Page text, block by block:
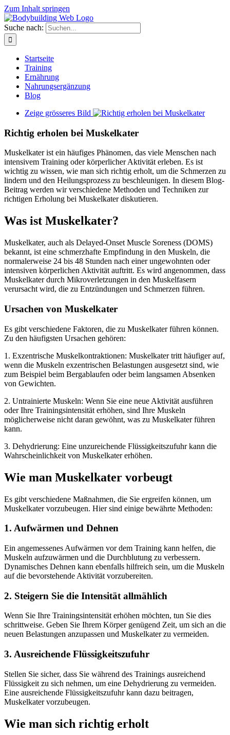
Zum Inhalt springen
Suche nach:
Startseite
Training
Ernährung
Nahrungsergänzung
Blog
Zeige grösseres Bild
Richtig erholen bei Muskelkater
Muskelkater ist ein häufiges Phänomen, das viele Menschen nach
intensivem Training oder körperlicher Aktivität erleben. Es ist
wichtig zu wissen, wie man sich richtig erholt, um die Schmerzen zu
lindern und den Heilungsprozess zu beschleunigen. In diesem Blog-
Beitrag werden wir verschiedene Methoden und Techniken zur
richtigen Erholung bei Muskelkater diskutieren.
Was ist Muskelkater?
Muskelkater, auch als Delayed-Onset Muscle Soreness (DOMS)
bekannt, ist eine schmerzhafte Empfindung in den Muskeln, die
normalerweise 24 bis 48 Stunden nach einer ungewohnten oder
intensiven körperlichen Aktivität auftritt. Es wird angenommen, dass
Muskelkater durch Mikroverletzungen in den Muskelfasern
verursacht wird, die zu Entzündungen und Schmerzen führen.
Ursachen von Muskelkater
Es gibt verschiedene Faktoren, die zu Muskelkater führen können.
Zu den häufigsten Ursachen gehören:
1. Exzentrische Muskelkontraktionen: Muskelkater tritt häufiger auf,
wenn die Muskeln exzentrischen Belastungen ausgesetzt sind, wie
zum Beispiel beim Bergablaufen oder beim langsamen Absenken
von Gewichten.
2. Untrainierte Muskeln: Wenn Sie eine neue Aktivität ausführen
oder Ihre Trainingsintensität erhöhen, sind Ihre Muskeln
möglicherweise nicht daran gewöhnt, was zu Muskelkater führen
kann.
3. Dehydrierung: Eine unzureichende Flüssigkeitszufuhr kann die
Wahrscheinlichkeit von Muskelkater erhöhen.
Wie man Muskelkater vorbeugt
Es gibt verschiedene Maßnahmen, die Sie ergreifen können, um
Muskelkater vorzubeugen. Hier sind einige bewährte Methoden:
1. Aufwärmen und Dehnen
Ein angemessenes Aufwärmen vor dem Training kann helfen, die
Muskeln aufzuwärmen und die Durchblutung zu verbessern.
Dynamisches Dehnen kann ebenfalls hilfreich sein, um die Muskeln
auf die bevorstehende Aktivität vorzubereiten.
2. Steigern Sie die Intensität allmählich
Wenn Sie Ihre Trainingsintensität erhöhen möchten, tun Sie dies
schrittweise. Geben Sie Ihrem Körper genügend Zeit, um sich an die
neuen Belastungen anzupassen und Muskelkater zu vermeiden.
3. Ausreichende Flüssigkeitszufuhr
Stellen Sie sicher, dass Sie während des Trainings ausreichend
Flüssigkeit zu sich nehmen, um eine Dehydrierung zu vermeiden.
Eine ausreichende Flüssigkeitszufuhr kann dazu beitragen,
Muskelkater vorzubeugen.
Wie man sich richtig erholt